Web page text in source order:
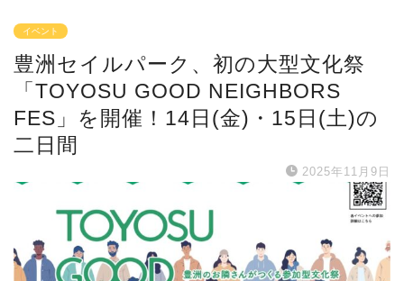
イベント
豊洲セイルパーク、初の大型文化祭
「TOYOSU GOOD NEIGHBORS
FES」を開催！14日(金)・15日(土)の
二日間
2025年11月9日